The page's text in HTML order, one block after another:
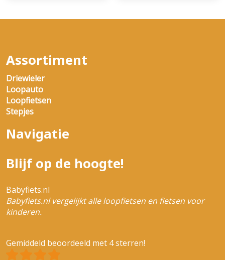
Assortiment
Driewieler
Loopauto
Loopfietsen
Stepjes
Navigatie
Blijf op de hoogte!
Babyfiets.nl
Babyfiets.nl vergelijkt alle loopfietsen en fietsen voor
kinderen.
Gemiddeld beoordeeld met 4 sterren!